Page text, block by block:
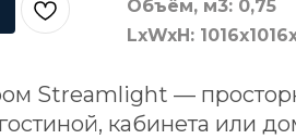
Объём, м3: 0,75
LxWxH:
Streamlight —
кабинета или